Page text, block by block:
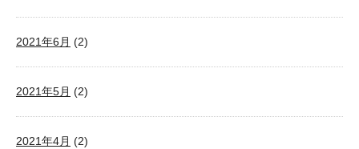
2021年6月 (2)
2021年5月 (2)
2021年4月 (2)